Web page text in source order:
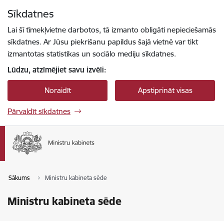
Sīkdatnes
Lai šī tīmekļvietne darbotos, tā izmanto obligāti nepieciešamās
sīkdatnes. Ar Jūsu piekrišanu papildus šajā vietnē var tikt
izmantotas statistikas un sociālo mediju sīkdatnes.
Lūdzu, atzīmējiet savu izvēli:
Noraidīt Apstiprināt visas
Pārvaldīt sīkdatnes
Sākums Ministru kabineta sēde
Ministru kabineta sēde